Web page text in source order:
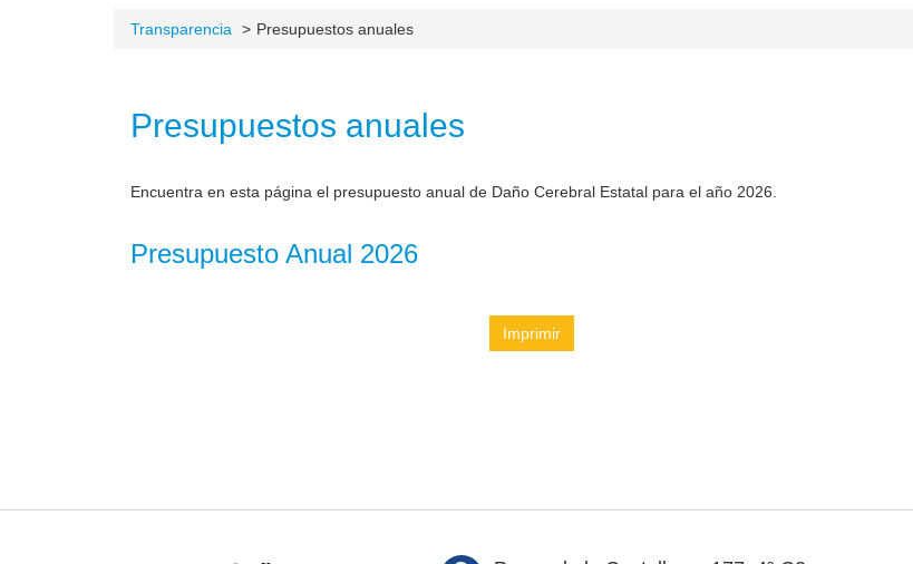
Transparencia Presupuestos anuales
Presupuestos anuales
Encuentra en esta página el presupuesto anual de Daño Cerebral Estatal para el año 2026.
Presupuesto Anual 2026
Imprimir